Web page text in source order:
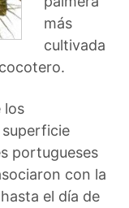
más
cultivada
los
portugueses
con la
el día de